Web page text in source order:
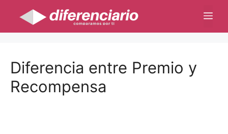
contenido
Diferencia entre Premio y
Recompensa